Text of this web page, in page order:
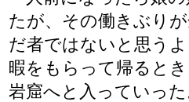
たが、その働きぶり
だ者ではないと思う
暇をもらって帰ると
岩窟へと入っていっ